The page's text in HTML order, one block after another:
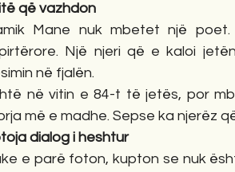
që vazhdon
Mane nuk mbetet një
Një njeri që e kaloi
në fjalën.
në vitin e 84-t të jetës, por
më e madhe. Sepse ka njerëz
dialog i heshtur
e parë foton, kupton se nuk